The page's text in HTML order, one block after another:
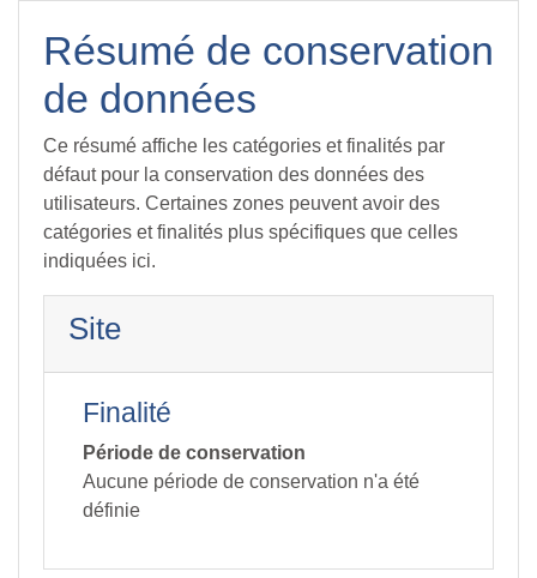
Résumé de conservation
de données
Ce résumé affiche les catégories et finalités par
défaut pour la conservation des données des
utilisateurs. Certaines zones peuvent avoir des
catégories et finalités plus spécifiques que celles
indiquées ici.
Site
Finalité
Période de conservation
Aucune période de conservation n'a été
définie